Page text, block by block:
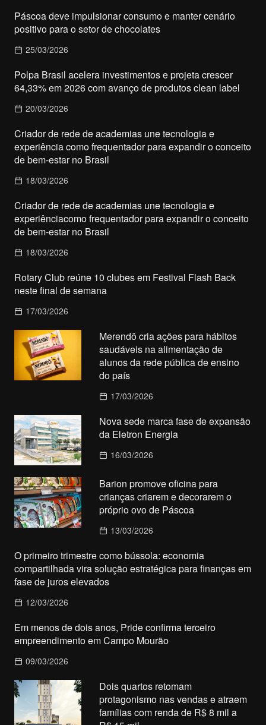
Páscoa deve impulsionar consumo e manter cenário
positivo para o setor de chocolates
25/03/2026
Polpa Brasil acelera investimentos e projeta crescer
64,33% em 2026 com avanço de produtos clean label
20/03/2026
Criador de rede de academias une tecnologia e
experiência como frequentador para expandir o conceito
de bem-estar no Brasil
18/03/2026
Criador de rede de academias une tecnologia e
experiênciacomo frequentador para expandir o conceito
de bem-estar no Brasil
18/03/2026
Rotary Club reúne 10 clubes em Festival Flash Back
neste final de semana
17/03/2026
Merendô cria ações para hábitos
saudáveis na alimentação de
alunos da rede pública de ensino
do país
17/03/2026
Nova sede marca fase de expansão
da Eletron Energia
16/03/2026
Barion promove oficina para
crianças criarem e decorarem o
próprio ovo de Páscoa
13/03/2026
O primeiro trimestre como bússola: economia
compartilhada vira solução estratégica para finanças em
fase de juros elevados
12/03/2026
Em menos de dois anos, Pride confirma terceiro
empreendimento em Campo Mourão
09/03/2026
Dois quartos retomam
protagonismo nas vendas e atraem
famílias com renda de R$ 8 mil a